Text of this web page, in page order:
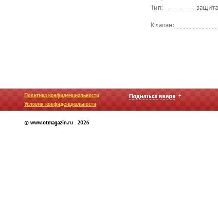
Тип:
Клапан:
Политика конфиденциальности
Условия конфиденциальности
© www.otmagazin.ru 2026